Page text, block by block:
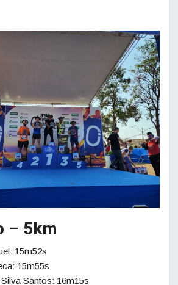
– 5km
15m52s
15m55s
Santos: 16m15s